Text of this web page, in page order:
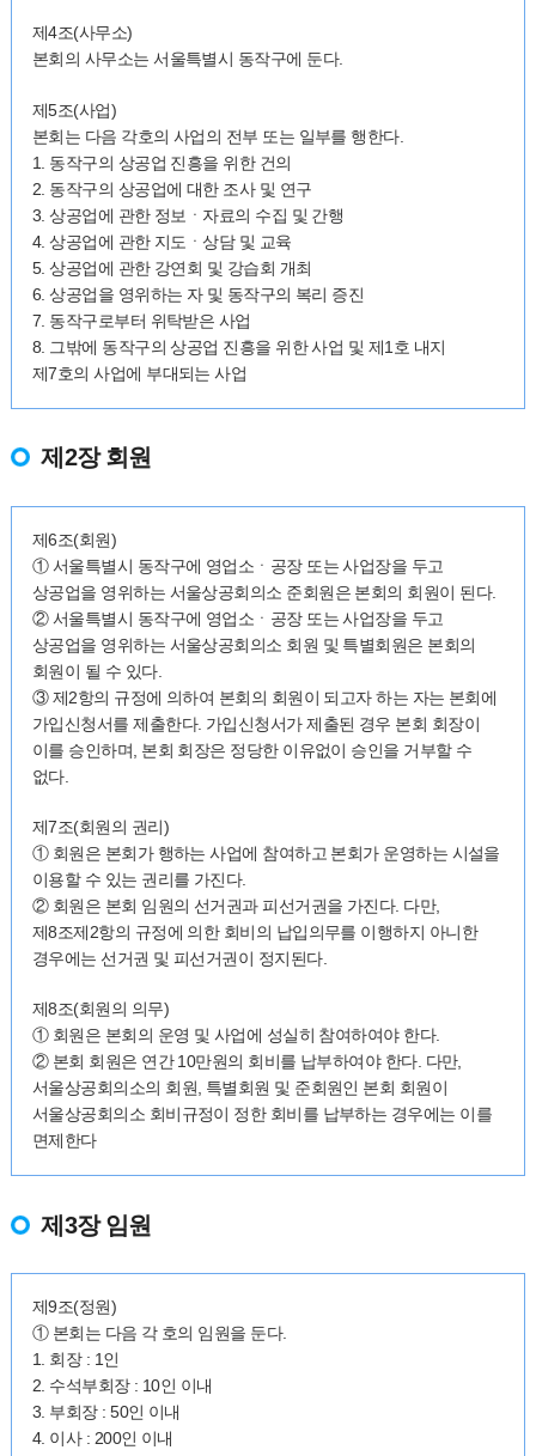
제4조(사무소)
본회의 사무소는 서울특별시 동작구에 둔다.
제5조(사업)
본회는 다음 각호의 사업의 전부 또는 일부를 행한다.
1. 동작구의 상공업 진흥을 위한 건의
2. 동작구의 상공업에 대한 조사 및 연구
3. 상공업에 관한 정보ㆍ자료의 수집 및 간행
4. 상공업에 관한 지도ㆍ상담 및 교육
5. 상공업에 관한 강연회 및 강습회 개최
6. 상공업을 영위하는 자 및 동작구의 복리 증진
7. 동작구로부터 위탁받은 사업
8. 그밖에 동작구의 상공업 진흥을 위한 사업 및 제1호 내지
제7호의 사업에 부대되는 사업
제2장 회원
제6조(회원)
① 서울특별시 동작구에 영업소ㆍ공장 또는 사업장을 두고
상공업을 영위하는 서울상공회의소 준회원은 본회의 회원이 된다.
② 서울특별시 동작구에 영업소ㆍ공장 또는 사업장을 두고
상공업을 영위하는 서울상공회의소 회원 및 특별회원은 본회의
회원이 될 수 있다.
③ 제2항의 규정에 의하여 본회의 회원이 되고자 하는 자는 본회에
가입신청서를 제출한다. 가입신청서가 제출된 경우 본회 회장이
이를 승인하며, 본회 회장은 정당한 이유없이 승인을 거부할 수
없다.
제7조(회원의 권리)
① 회원은 본회가 행하는 사업에 참여하고 본회가 운영하는 시설을
이용할 수 있는 권리를 가진다.
② 회원은 본회 임원의 선거권과 피선거권을 가진다. 다만,
제8조제2항의 규정에 의한 회비의 납입의무를 이행하지 아니한
경우에는 선거권 및 피선거권이 정지된다.
제8조(회원의 의무)
① 회원은 본회의 운영 및 사업에 성실히 참여하여야 한다.
② 본회 회원은 연간 10만원의 회비를 납부하여야 한다. 다만,
서울상공회의소의 회원, 특별회원 및 준회원인 본회 회원이
서울상공회의소 회비규정이 정한 회비를 납부하는 경우에는 이를
면제한다
제3장 임원
제9조(정원)
① 본회는 다음 각 호의 임원을 둔다.
1. 회장 : 1인
2. 수석부회장 : 10인 이내
3. 부회장 : 50인 이내
4. 이사 : 200인 이내